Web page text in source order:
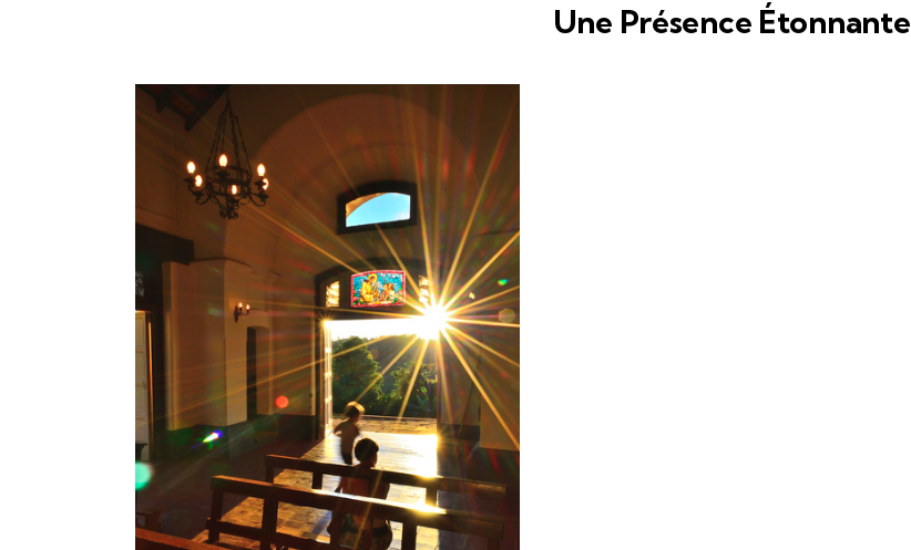
Une Présence Étonnante